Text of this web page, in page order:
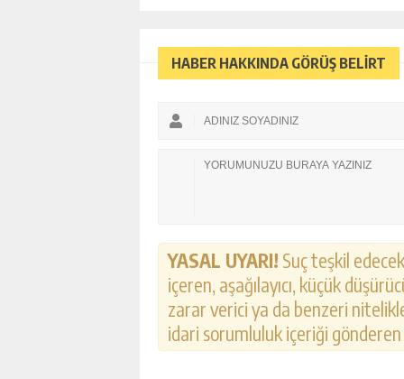
HABER HAKKINDA GÖRÜŞ BELİRT
YASAL UYARI! Suç teşkil
içeren, aşağılayıcı, küçük
zarar verici ya da benzeri
idari sorumluluk içeriği
TERÖRSÜZ TÜRKIYE
ÇERÇEVE YASA TEKLIFI
AYRINTILARI